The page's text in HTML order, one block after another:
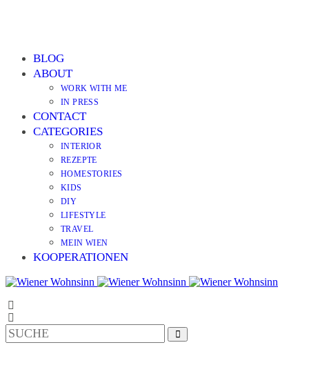
BLOG
ABOUT
WORK WITH ME
IN PRESS
CONTACT
CATEGORIES
INTERIOR
REZEPTE
HOMESTORIES
KIDS
DIY
LIFESTYLE
TRAVEL
MEIN WIEN
KOOPERATIONEN